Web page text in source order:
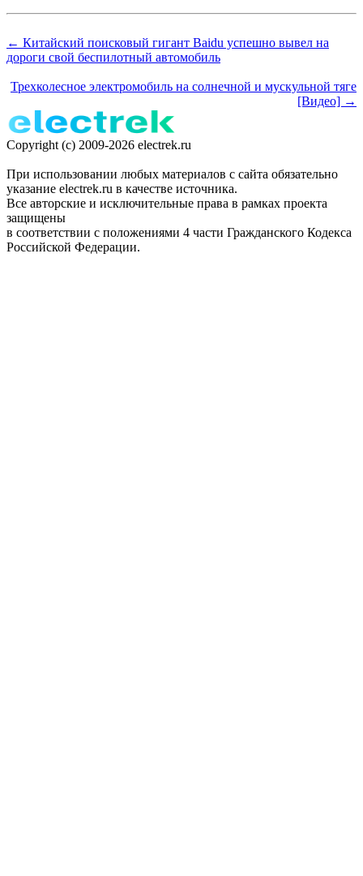
← Китайский поисковый гигант Baidu успешно вывел на
дороги свой беспилотный автомобиль
Трехколесное электромобиль на солнечной и мускульной тяге
[Видео] →
Copyright (c) 2009-2026 electrek.ru
При использовании любых материалов с сайта обязательно
указание electrek.ru в качестве источника.
Все авторские и исключительные права в рамках проекта
защищены
в соответствии с положениями 4 части Гражданского Кодекса
Российской Федерации.